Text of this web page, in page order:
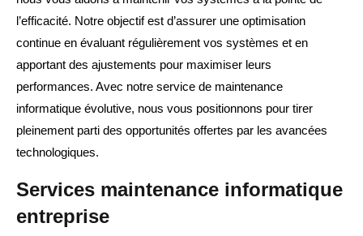
l’efficacité. Notre objectif est d’assurer une optimisation
continue en évaluant régulièrement vos systèmes et en
apportant des ajustements pour maximiser leurs
performances. Avec notre service de maintenance
informatique évolutive, nous vous positionnons pour tirer
pleinement parti des opportunités offertes par les avancées
technologiques.
Services maintenance informatique
entreprise